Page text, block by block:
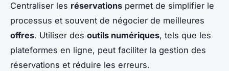
Centraliser les réservations permet de simplifier le
processus et souvent de négocier de meilleures
offres. Utiliser des outils numériques, tels que les
plateformes en ligne, peut faciliter la gestion des
réservations et réduire les erreurs.